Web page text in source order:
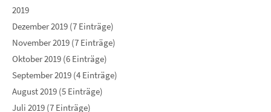
2019
Dezember 2019 (7 Einträge)
November 2019 (7 Einträge)
Oktober 2019 (6 Einträge)
September 2019 (4 Einträge)
August 2019 (5 Einträge)
Juli 2019 (7 Einträge)